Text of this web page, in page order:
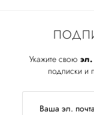
Укажите свою эл.
подписки и